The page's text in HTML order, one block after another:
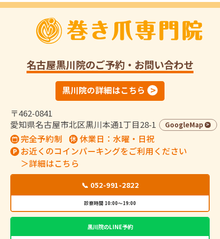
名古屋黒川院のご予約・お問い合わせ
黒川院の詳細はこちら
〒462-0841
愛知県名古屋市北区黒川本通1丁目28-1
GoogleMap
完全予約制
休業日：水曜・日祝
お近くのコインパーキングをご利用ください
＞詳細はこちら
📞 052-991-2822
診察時間 10:00～19:00
黒川院のLINE予約